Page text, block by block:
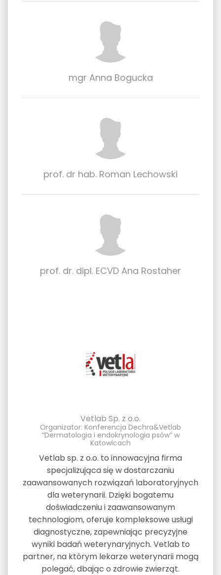
mgr Anna Bogucka
prof. dr hab. Roman Lechowski
prof. dr. dipl. ECVD Ana Rostaher
Vetlab Sp. z o.o.
Organizator: Konferencja Dechra&Vetlab
“Dermatologia i endokrynologia psów” w
Katowicach
Vetlab sp. z o.o. to innowacyjna firma
specjalizująca się w dostarczaniu
zaawansowanych rozwiązań laboratoryjnych
dla weterynarii. Dzięki bogatemu
doświadczeniu i zaawansowanym
technologiom, oferuje kompleksowe usługi
diagnostyczne, zapewniając precyzyjne
wyniki badań weterynaryjnych. Vetlab to
partner, na którym lekarze weterynarii mogą
polegać, dbając o zdrowie zwierząt.